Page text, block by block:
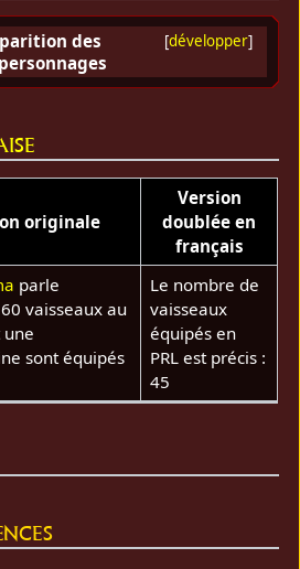
[développer]
des
personnages
originale
Version
doublée en
français
parle
vaisseaux au
sont équipés
Le nombre de
vaisseaux
équipés en
PRL est précis :
45